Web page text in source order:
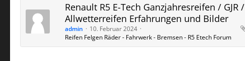
Renault R5 E-Tech Ganzjahresreifen / GJR /
Allwetterreifen Erfahrungen und Bilder
admin
10. Februar 2024
Reifen Felgen Räder - Fahrwerk - Bremsen - R5 Etech Forum